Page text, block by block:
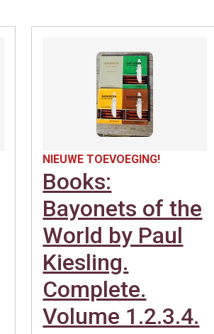
NIEUWE TOEVOEGING!
Books:
Bayonets of the
World by Paul
Kiesling.
Complete.
Volume 1.2.3.4.